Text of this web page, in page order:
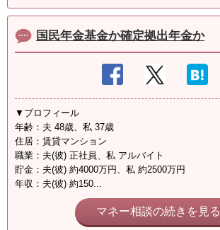
国民年金基金か確定拠出年金か
▼プロフィール
年齢：夫 48歳、私 37歳
住居：賃貸マンション
職業：夫(彼) 正社員、私 アルバイト
貯金：夫(彼) 約4000万円、私 約2500万円
年収：夫(彼) 約150...
マネー相談の続きを見る